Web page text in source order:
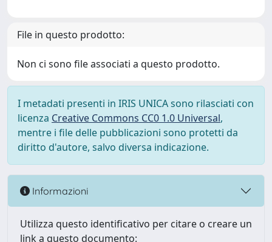
File in questo prodotto:
Non ci sono file associati a questo prodotto.
I metadati presenti in IRIS UNICA sono rilasciati con
licenza Creative Commons CC0 1.0 Universal,
mentre i file delle pubblicazioni sono protetti da
diritto d'autore, salvo diversa indicazione.
Informazioni
Utilizza questo identificativo per citare o creare un
link a questo documento: